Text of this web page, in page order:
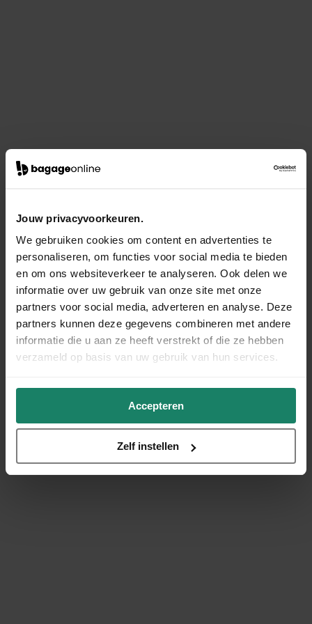
Jouw privacyvoorkeuren.
We gebruiken cookies om content en advertenties te
personaliseren, om functies voor social media te bieden
en om ons websiteverkeer te analyseren. Ook delen we
informatie over uw gebruik van onze site met onze
partners voor social media, adverteren en analyse. Deze
partners kunnen deze gegevens combineren met andere
informatie die u aan ze heeft verstrekt of die ze hebben
verzameld op basis van uw gebruik van hun services.
Accepteren
Zelf instellen